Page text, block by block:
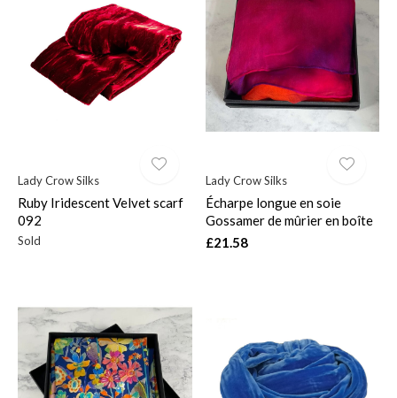
Lady Crow Silks
Ruby Iridescent Velvet scarf
092
Sold
Lady Crow Silks
Écharpe longue en soie
Gossamer de mûrier en boîte
£21.58